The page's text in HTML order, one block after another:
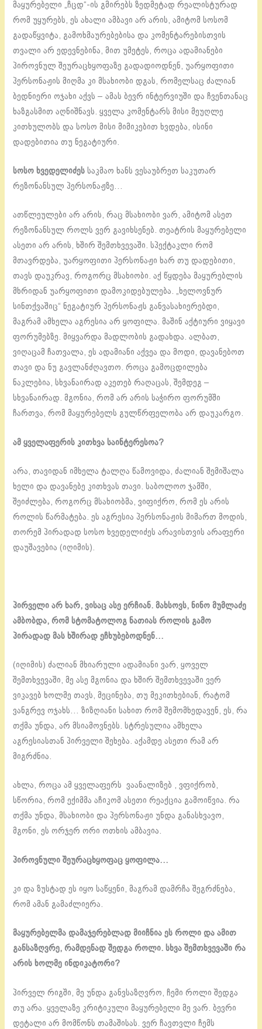
მაყურებელი „ჩცდ“-ის გმირებს ზედმეტად რეალისტურად
რომ უყურებს, ეს ახალი ამბავი არ არის, ამიტომ სოსომ
გადაწყვიტა, გამოხმაურებებისა და კომენტარებისთვის
თვალი არ ედევნებინა, მით უმეტეს, როცა ადამიანები
პიროვნულ შეურაცხყოფაზე გადადიოდნენ, უარყოფითი
პერსონაჟის მიღმა კი მსახიობი დგას, რომელსაც ძალიან
ბედნიერი ოჯახი აქვს – ამას ბევრ ინტერვიუში და ჩვენთანაც
ხაზგასმით აღნიშნავს. ყველა კომენტარს მისი მეუღლე
კითხულობს და სოსო მისი მიმიკებით ხვდება, ისინი
დადებითია თუ ნეგატიური.
სოსო ხვედელიძეს საკმაო ხანს ვესაუბრეთ საკუთარ
რეზონანსულ პერსონაჟზე…
ათწლეულები არ არის, რაც მსახიობი ვარ, ამიტომ ასეთ
რეზონანსულ როლს ვერ გავიხსენებ. თეატრის მაყურებელი
ასეთი არ არის, ხშირ შემთხვევაში. სპექტაკლი რომ
მთავრდება, უარყოფითი პერსონაჟი ხარ თუ დადებითი,
თავს დაუკრავ, როგორც მსახიობი. აქ წყდება მაყურებლის
მხრიდან უარყოფითი დამოკიდებულება. „ხელოვნურ
სინთქვაშიც“ ნეგატიურ პერსონაჟს განვასახიერებდი,
მაგრამ ამხელა აგრესია არ ყოფილა. მაშინ აქტიური ვიყავი
ფორუმებზე. მიყვარდა მადლობის გადახდა. ალბათ,
ვიღაცამ ჩათვალა, ეს ადამიანი აქვეა და მოდი, დავანებოთ
თავი და ნუ გავლანძღავთო. როცა გამოცდილება
ნაკლებია, სხვანაირად აკეთებ რაღაცას, შემდეგ –
სხვანაირად. მგონია, რომ არ არის საჭირო ფორუმში
ჩართვა, რომ მაყურებელს გულწრფელობა არ დაუკარგო.
ამ ყველაფერის კითხვა საინტერესოა?
არა, თავიდან იმხელა ტალღა წამოვიდა, ძალიან შემიშალა
ხელი და დავანებე კითხვას თავი. საბოლოო ჯამში,
შეიძლება, როგორც მსახიობმა, ვიფიქრო, რომ ეს არის
როლის წარმატება. ეს აგრესია პერსონაჟის მიმართ მოდის,
თორემ პირადად სოსო ხვედელიძეს არავისთვის არაფერი
დაუშავებია (იღიმის).
პირველი არ ხარ, ვისაც ასე ერჩიან. მახსოვს, ნინო მუმლაძე
ამბობდა, რომ სტომატოლოგ ნათიას როლის გამო
პირადად მას ხშირად ეჩხუბებოდნენ…
(იღიმის) ძალიან მხიარული ადამიანი ვარ, ყოველ
შემთხვევაში, მე ასე მგონია და ხშირ შემთხვევაში ვერ
ვიკავებ ხოლმე თავს, მეცინება, თუ მეკითხებიან, რატომ
ვანგრევ ოჯახს… ზიზღიანი სახით რომ შემომხედავენ, ეს, რა
თქმა უნდა, არ მსიამოვნებს. სტრესულია ამხელა
აგრესიასთან პირველი შეხება. აქამდე ასეთი რამ არ
მიგრძნია.
ახლა, როცა ამ ყველაფერს ვაანალიზებ , ვფიქრობ,
სწორია, რომ ექიმმა აჩიკომ ასეთი რეაქცია გამოიწვია. რა
თქმა უნდა, მსახიობი და პერსონაჟი უნდა განასხვავო,
მგონი, ეს ორჯერ ორი ოთხის ამბავია.
პიროვნული შეურაცხყოფაც ყოფილა…
კი და ზუსტად ეს იყო საწყენი, მაგრამ დამრჩა შეგრძნება,
რომ ამან გამაძლიერა.
მაყურებელმა დამაჯერებლად მიიჩნია ეს როლი და ამით
განსაზღვრე, რამდენად შედგა როლი. სხვა შემთხვევაში რა
არის ხოლმე ინდიკატორი?
პირველ რიგში, მე უნდა განვსაზღვრო, ჩემი როლი შედგა
თუ არა. ყველაზე კრიტიკული მაყურებელი მე ვარ. ბევრი
დეტალი არ მომწონს თამაშისას. ვერ ჩავთვლი ჩემს